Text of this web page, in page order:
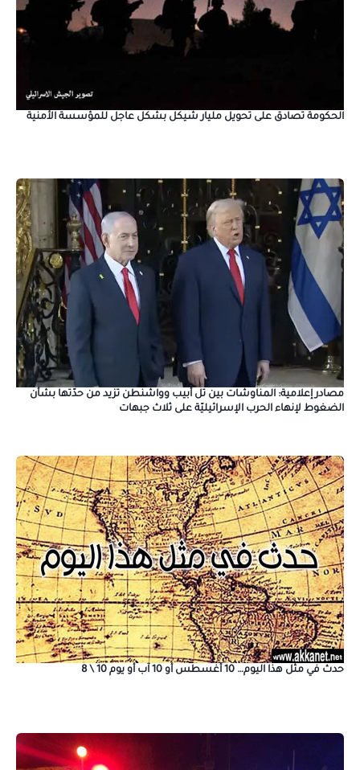
الحكومة تصادق على تحويل مليار شيكل بشكل عاجل للمؤسسة الأمنية
مصادر إعلامية: المناوشات بين تل أبيب وواشنطن تزيد من حدّتها بشأن
الضغوط لإنهاء الحرب الإسرائيليّة على ثلاث جبهات
حدث في مثل هذا اليوم… 10 أغسطس أو 10 آب أو يوم 10 \ 8